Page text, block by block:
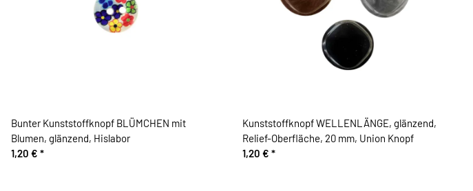
Bunter Kunststoffknopf BLÜMCHEN mit
Blumen, glänzend, Hislabor
1,20 € *
Kunststoffknopf WELLENLÄNGE, glänzend,
Relief-Oberfläche, 20 mm, Union Knopf
1,20 € *